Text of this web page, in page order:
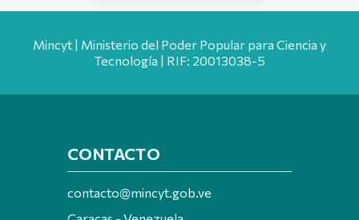
Mincyt | Ministerio del Poder Popular para Ciencia y
Tecnología | RIF: 20013038-5
CONTACTO
contacto@mincyt.gob.ve